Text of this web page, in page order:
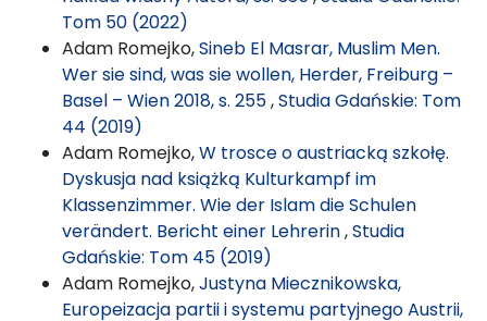
Tom 50 (2022)
Adam Romejko,Sineb El Masrar, Muslim Men.
Wer sie sind, was sie wollen, Herder, Freiburg –
Basel – Wien 2018, s. 255,Studia Gdańskie: Tom
44 (2019)
Adam Romejko,W trosce o austriacką szkołę.
Dyskusja nad książką Kulturkampf im
Klassenzimmer. Wie der Islam die Schulen
verändert. Bericht einer Lehrerin,Studia
Gdańskie: Tom 45 (2019)
Adam Romejko,Justyna Miecznikowska,
Europeizacja partii i systemu partyjnego Austrii,